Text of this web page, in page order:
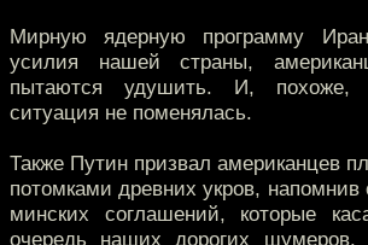
Мирную ядерную программу
усилия нашей страны,
пытаются удушить. И, похоже,
ситуация не поменялась.
Также Путин призвал американцев
потомками древних укров,
минских соглашений, которые
очередь наших дорогих шумеров.